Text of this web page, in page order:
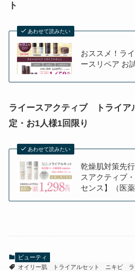
ト
あわせて読みたい
おススメ！ラ
ースリペア お
ライースアクティブ トライ
定・お1人様1回限り
あわせて読みたい
乾燥肌対策先
スアクティブ
センス】（医薬
ビューティ
オイリー肌
トライアルセット ニキビ